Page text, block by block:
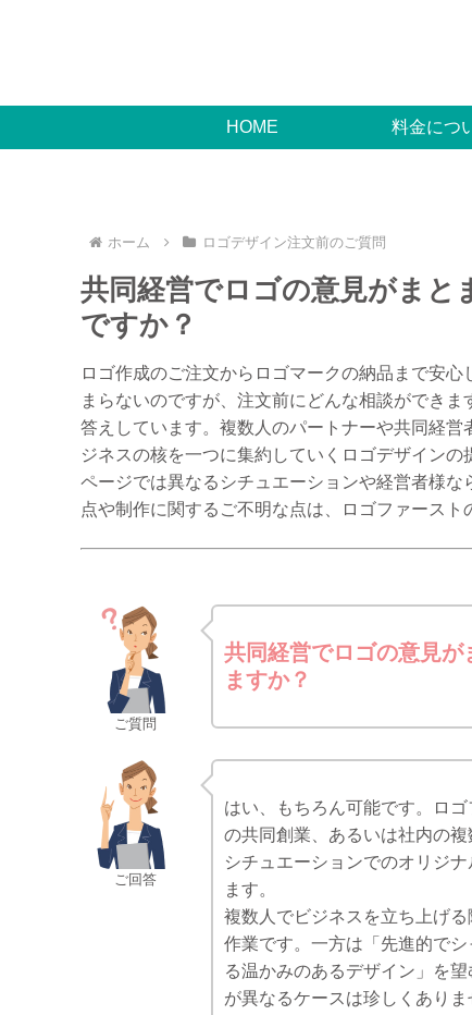
HOME 料金につ
ホーム ロゴデザイン注文前のご質問
共同経営でロゴの意見がまと
ですか？
ロゴ作成のご注文からロゴマークの納品まで安
まらないのですが、注文前にどんな相談ができま
答えしています。複数人のパートナーや共同経
ジネスの核を一つに集約していくロゴデザイン
ページでは異なるシチュエーションや経営者様
点や制作に関するご不明な点は、ロゴファースト
ご質問
共同経営でロゴの意見
ますか？
ご回答
はい、もちろん可能です。ロ
の共同創業、あるいは社内の
シチュエーションでのオリジ
ます。
複数人でビジネスを立ち上げ
作業です。一方は「先進的で
る温かみのあるデザイン」を
が異なるケースは珍しくあり